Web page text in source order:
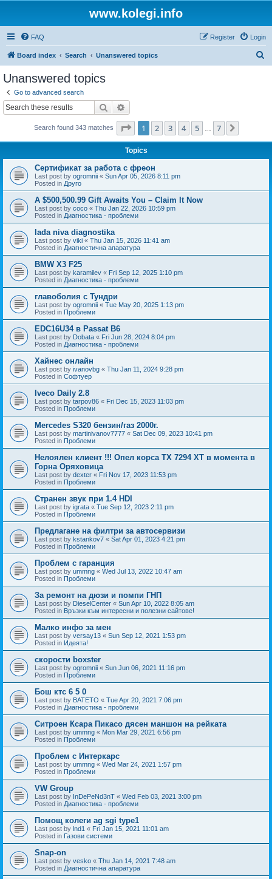
www.kolegi.info
FAQ Login
Register
Board index Search Unanswered topics
Unanswered topics
Go to advanced search
Search
Search found 343 matches Page 1of 7
1 2 3 4 5 7
Topics
Сертификат за работа с фреон
Last post by ogromnii « Sun Apr 05, 2026 8:11 pm
Posted in Друго
A $500,500.99 Gift Awaits You – Claim It Now
Last post by coco « Thu Jan 22, 2026 10:59 pm
Posted in Диагностика - проблеми
lada niva diagnostika
Last post by viki « Thu Jan 15, 2026 11:41 am
Posted in Диагностична апаратура
BMW X3 F25
Last post by karamilev « Fri Sep 12, 2025 1:10 pm
Posted in Диагностика - проблеми
главоболия с Тундри
Last post by ogromnii « Tue May 20, 2025 1:13 pm
Posted in Проблеми
EDC16U34 в Passat B6
Last post by Dobata « Fri Jun 28, 2024 8:04 pm
Posted in Диагностика - проблеми
Хайнес онлайн
Last post by ivanovbg « Thu Jan 11, 2024 9:28 pm
Posted in Софтуер
Iveco Daily 2.8
Last post by tarpov86 « Fri Dec 15, 2023 11:03 pm
Posted in Проблеми
Mercedes S320 бензин/газ 2000г.
Last post by martinivanov7777 « Sat Dec 09, 2023 10:41 pm
Posted in Проблеми
Нелоялен клиент !!! Опел корса ТХ 7294 ХТ в момента в
Горна Оряховица
Last post by dexter « Fri Nov 17, 2023 11:53 pm
Posted in Проблеми
Странен звук при 1.4 HDI
Last post by igrata « Tue Sep 12, 2023 2:11 pm
Posted in Проблеми
Предлагане на филтри за автосервизи
Last post by kstankov7 « Sat Apr 01, 2023 4:21 pm
Posted in Проблеми
Проблем с гаранция
Last post by ummng « Wed Jul 13, 2022 10:47 am
Posted in Проблеми
За ремонт на дюзи и помпи ГНП
Last post by DieselCenter « Sun Apr 10, 2022 8:05 am
Posted in Връзки към интересни и полезни сайтове!
Малко инфо за мен
Last post by versay13 « Sun Sep 12, 2021 1:53 pm
Posted in Идеята!
скорости boxster
Last post by ogromnii « Sun Jun 06, 2021 11:16 pm
Posted in Проблеми
Бош ктс 6 5 0
Last post by BATETO « Tue Apr 20, 2021 7:06 pm
Posted in Диагностика - проблеми
Ситроен Ксара Пикасо дясен маншон на рейката
Last post by ummng « Mon Mar 29, 2021 6:56 pm
Posted in Проблеми
Проблем с Интеркарс
Last post by ummng « Wed Mar 24, 2021 1:57 pm
Posted in Проблеми
VW Group
Last post by InDePeNd3nT « Wed Feb 03, 2021 3:00 pm
Posted in Диагностика - проблеми
Помощ колеги ag sgi type1
Last post by lnd1 « Fri Jan 15, 2021 11:01 am
Posted in Газови системи
Snap-on
Last post by vesko « Thu Jan 14, 2021 7:48 am
Posted in Диагностична апаратура